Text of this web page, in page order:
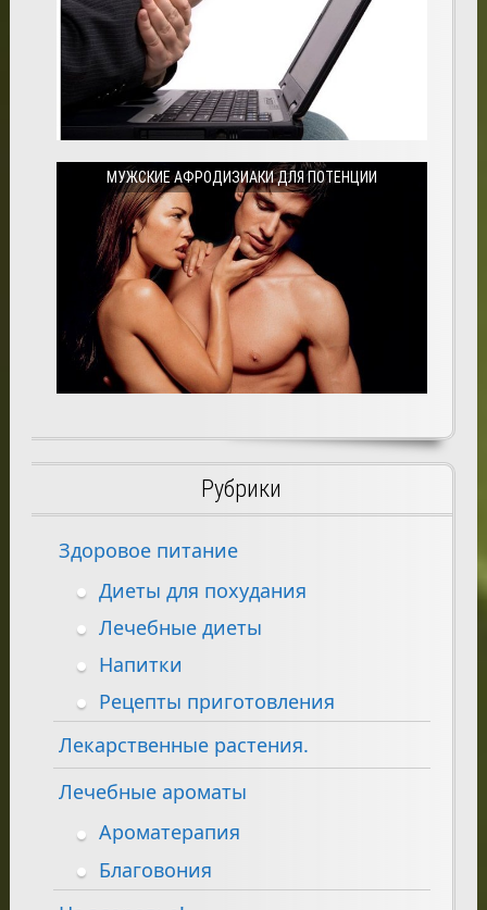
МУЖСКИЕ АФРОДИЗИАКИ ДЛЯ ПОТЕНЦИИ
Рубрики
Здоровое питание
Диеты для похудания
Лечебные диеты
Напитки
Рецепты приготовления
Лекарственные растения.
Лечебные ароматы
Ароматерапия
Благовония